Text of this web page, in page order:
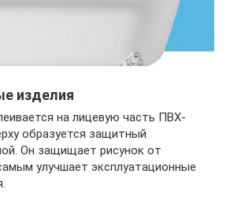
изделия
на лицевую часть ПВХ-
образуется защитный
Он защищает рисунок от
улучшает эксплуатационные